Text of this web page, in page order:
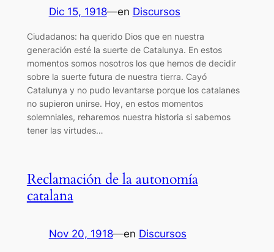
Dic 15, 1918—en Discursos
Ciudadanos: ha querido Dios que en nuestra
generación esté la suerte de Catalunya. En estos
momentos somos nosotros los que hemos de decidir
sobre la suerte futura de nuestra tierra. Cayó
Catalunya y no pudo levantarse porque los catalanes
no supieron unirse. Hoy, en estos momentos
solemniales, reharemos nuestra historia si sabemos
tener las virtudes…
Reclamación de la autonomía
catalana
Nov 20, 1918—en Discursos